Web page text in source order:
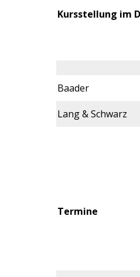
Kursstellung im
Baader
Lang & Schwarz
Termine